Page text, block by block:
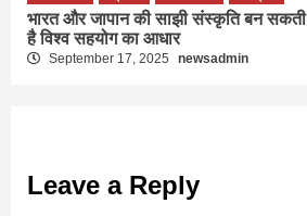
भारत और जापान की साझी संस्कृति बन सकती
है विश्व सहयोग का आधार
September 17, 2025 newsadmin
Leave a Reply